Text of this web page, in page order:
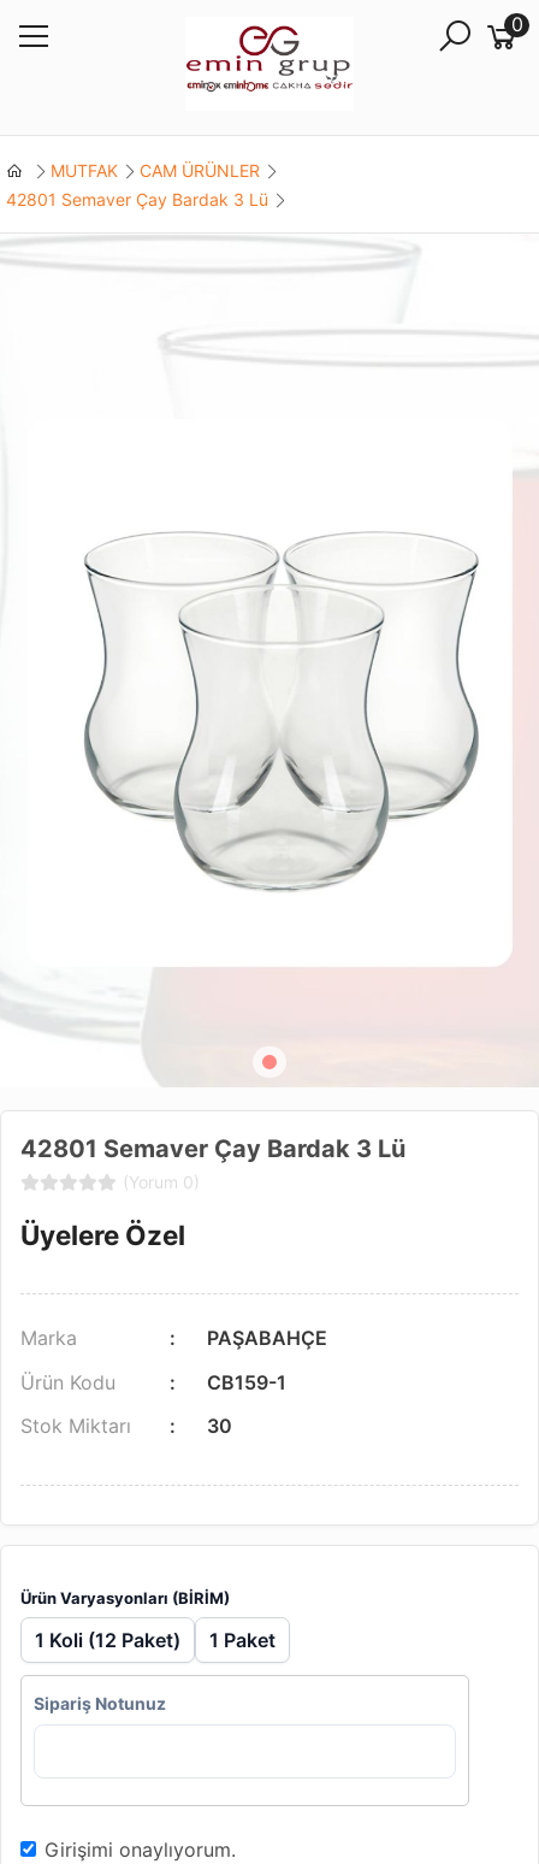
0
MUTFAK
CAM ÜRÜNLER
42801 Semaver Çay Bardak 3 Lü
42801 Semaver Çay Bardak 3 Lü
(Yorum 0)
Üyelere Özel
Marka
PAŞABAHÇE
Ürün Kodu
CB159-1
Stok Miktarı
30
Ürün Varyasyonları (BİRİM)
1 Koli (12 Paket) 1 Paket
Sipariş Notunuz
Girişimi onaylıyorum.